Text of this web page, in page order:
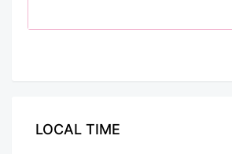
LOCAL TIME